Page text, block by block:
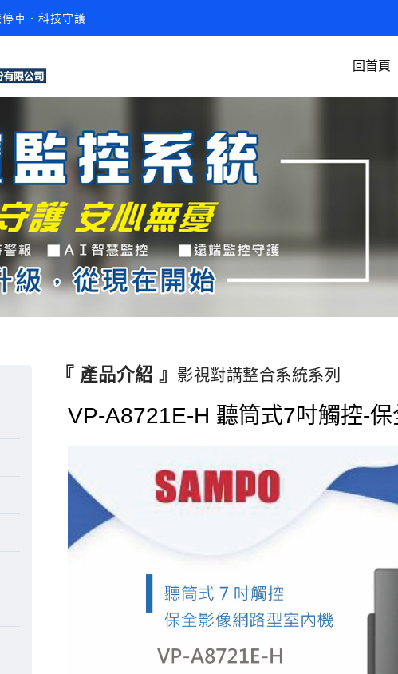
車．科技守護
回首頁
『 產品介紹 』 影視對講整合系統系列
VP-A8721E-H 聽筒式7吋觸控-